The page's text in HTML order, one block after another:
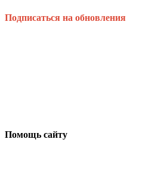
Подписаться на обновления
Помощь сайту